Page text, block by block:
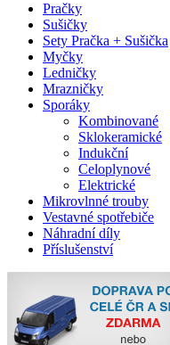
Pračky
Sušičky
Sety Pračka + Sušička
Myčky
Ledničky
Mrazničky
Sporáky
Kombinované
Sklokeramické
Indukční
Celoplynové
Elektrické
Mikrovlnné trouby
Vestavné spotřebiče
Náhradní díly
Příslušenství